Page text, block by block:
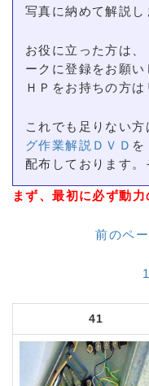
写真に納めて解説し
お役に立った方は
ークに登録をお願い
ＨＰをお持ちの方
これでも足りない方
グ作業解説ＤＶＤ を
配布しております。
まず、最初に必ず動
前のペ
1
41